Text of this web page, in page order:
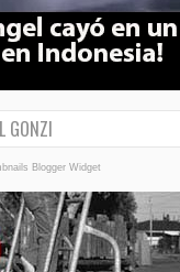
GONZI
Blogger Widget